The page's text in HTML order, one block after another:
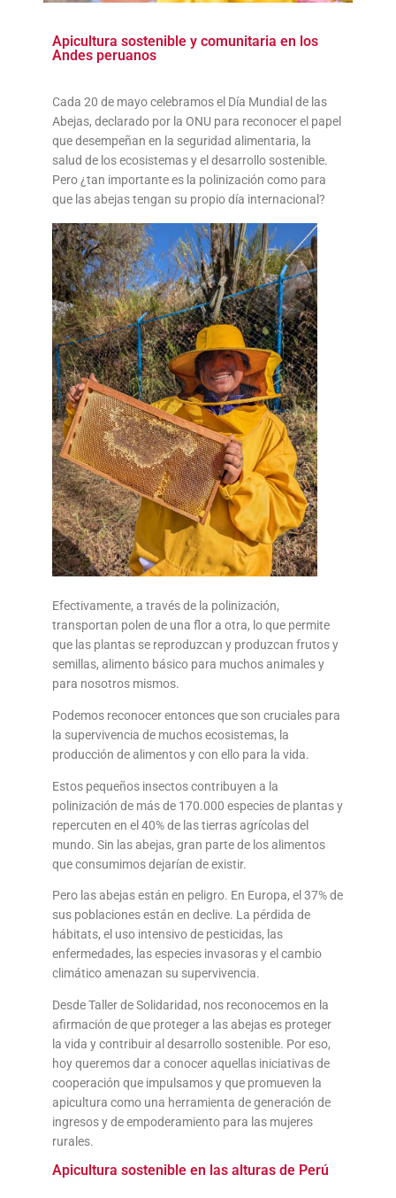
Apicultura sostenible y comunitaria en los
Andes peruanos
Cada 20 de mayo celebramos el Día Mundial de las
Abejas, declarado por la ONU para reconocer el papel
que desempeñan en la seguridad alimentaria, la
salud de los ecosistemas y el desarrollo sostenible.
Pero ¿tan importante es la polinización como para
que las abejas tengan su propio día internacional?
Efectivamente, a través de la polinización,
transportan polen de una flor a otra, lo que permite
que las plantas se reproduzcan y produzcan frutos y
semillas, alimento básico para muchos animales y
para nosotros mismos.
Podemos reconocer entonces que son cruciales para
la supervivencia de muchos ecosistemas, la
producción de alimentos y con ello para la vida.
Estos pequeños insectos contribuyen a la
polinización de más de 170.000 especies de plantas y
repercuten en el 40% de las tierras agrícolas del
mundo. Sin las abejas, gran parte de los alimentos
que consumimos dejarían de existir.
Pero las abejas están en peligro. En Europa, el 37% de
sus poblaciones están en declive. La pérdida de
hábitats, el uso intensivo de pesticidas, las
enfermedades, las especies invasoras y el cambio
climático amenazan su supervivencia.
Desde Taller de Solidaridad, nos reconocemos en la
afirmación de que proteger a las abejas es proteger
la vida y contribuir al desarrollo sostenible. Por eso,
hoy queremos dar a conocer aquellas iniciativas de
cooperación que impulsamos y que promueven la
apicultura como una herramienta de generación de
ingresos y de empoderamiento para las mujeres
rurales.
Apicultura sostenible en las alturas de Perú